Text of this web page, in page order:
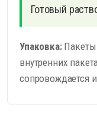
Готовый
Упаковка:Пакеты
внутренних
сопровождается